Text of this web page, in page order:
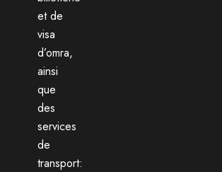
et de
visa
d’omra,
ainsi
que
des
services
de
transport: